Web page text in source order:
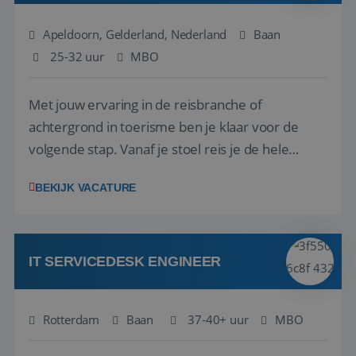
Apeldoorn, Gelderland, Nederland
Baan
25-32 uur
MBO
Met jouw ervaring in de reisbranche of
achtergrond in toerisme ben je klaar voor de
volgende stap. Vanaf je stoel reis je de hele
wensen van je team, je klant en wat er in de
klanten te overtuigen om die droomreis te
boeken! ...
BEKIJK VACATURE
IT SERVICEDESK ENGINEER
Rotterdam Baan 37-40+ uur MBO
weken
_GRECAPTCHA
Google LLC
5 maanden 4
Google Privacy Policy